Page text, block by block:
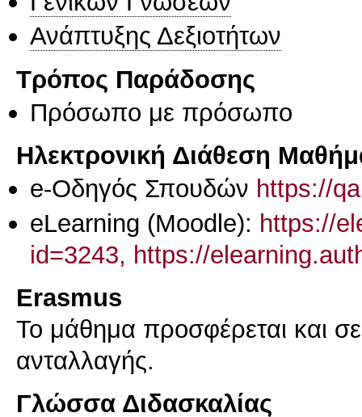
Ανάπτυξης Δεξιοτήτων
Τρόπος Παράδοσης
Πρόσωπο με πρόσωπο
Ηλεκτρονική Διάθεση
e-Οδηγός Σπουδών https://
eLearning (Moodle): https://
id=3243, https://
Erasmus
Το μάθημα προσφέρεται και
ανταλλαγής.
Γλώσσα Διδασκαλίας